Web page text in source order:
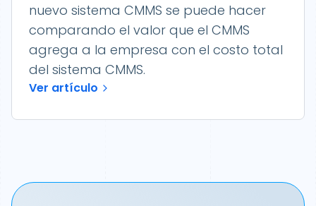
nuevo sistema CMMS se puede hacer
comparando el valor que el CMMS
agrega a la empresa con el costo total
del sistema CMMS.
Ver artículo